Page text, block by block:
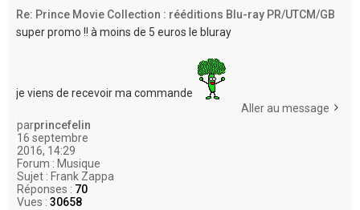
Re: Prince Movie Collection : rééditions Blu-ray PR/UTCM/GB
super promo !! à moins de 5 euros le bluray
je viens de recevoir ma commande
Aller au message
parprincefelin
16 septembre
2016, 14:29
Forum : Musique
Sujet : Frank Zappa
Réponses : 70
Vues : 30658